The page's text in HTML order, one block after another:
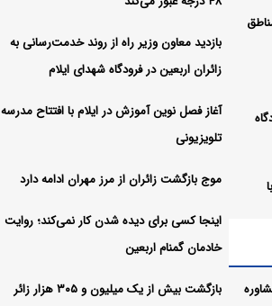
بازدید معاون وزیر راه از روند خدمت‌رسانی به
زائران اربعین در فرودگاه شهدای ایلام
آغاز فصل نوین آموزش در ایلام با افتتاح مدرسه
تلویزیونی
موج بازگشت زائران از مرز مهران ادامه دارد
اینجا کسی برای دیده شدن کار نمی‌کند؛ روایت
خادمان گمنام اربعین
بازگشت بیش از یک میلیون و ۳۰۵ هزار زائر